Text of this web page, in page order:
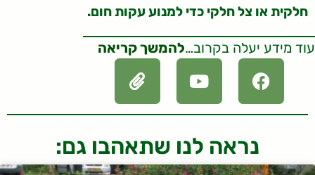
חלקית או צל חלקי כדי למנוע עקות חום.
עוד מידע יעלה בקרוב…להמשך קריאה
נראה לנו שתאהבו גם: